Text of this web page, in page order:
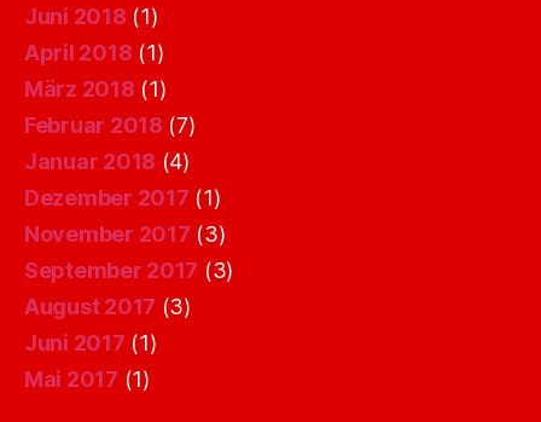
Juni 2018 (1)
April 2018 (1)
März 2018 (1)
Februar 2018 (7)
Januar 2018 (4)
Dezember 2017 (1)
November 2017 (3)
September 2017 (3)
August 2017 (3)
Juni 2017 (1)
Mai 2017 (1)